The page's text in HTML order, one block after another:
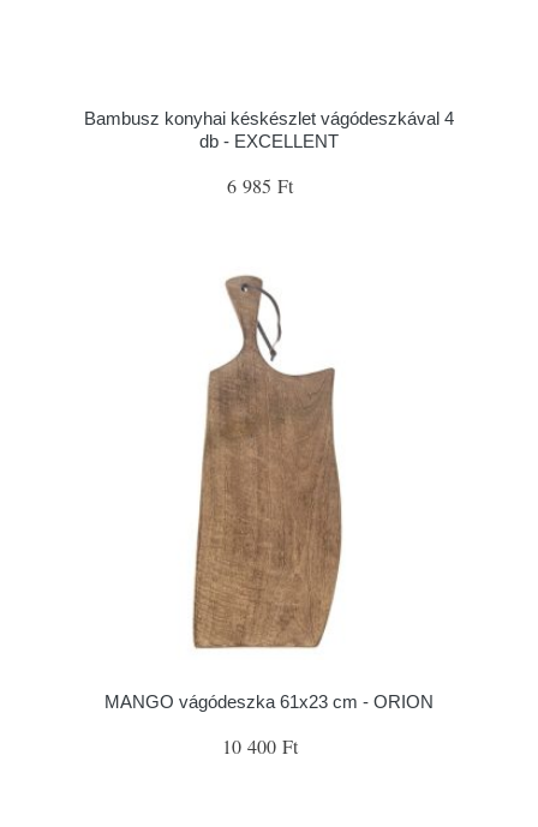
Bambusz konyhai késkészlet vágódeszkával 4
db - EXCELLENT
6 985 Ft
MANGO vágódeszka 61x23 cm - ORION
10 400 Ft